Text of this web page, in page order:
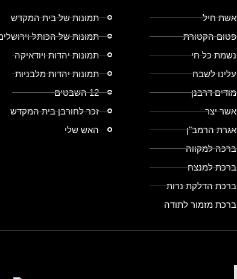
אשת חיל
פטום הקטורת
נשמת כל חי
עלינו לשבח
מודים דרבנן
אשר יצר
אגרת הרמב"ן
ברכה למקווה
ברכת למנצח
ברכת הדלקת נרות
ברכת מזמור לתודה
תמונות של בית המקדש
תמונות של הכותל
תמונות יהדות ויודאיקה
תמונות יהדות מלבניות
12 השבטים
זכר לחורבן בית המקדש
האש שלי